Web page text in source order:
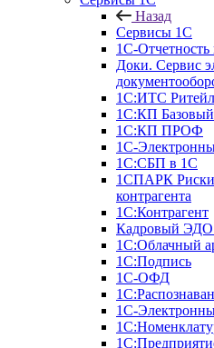
Назад
Сервисы 1С
1С-
Доки. Сервис
1С:ИТС Ритейл
1С:КП Базовый
1С:КП ПРОФ
1С-
1С:СБП в 1С
1СПАРК Риски
контрагента
1С:Контрагент
Кадровый ЭДО
1С:Облачный
1С:Подпись
1С-ОФД
1С-